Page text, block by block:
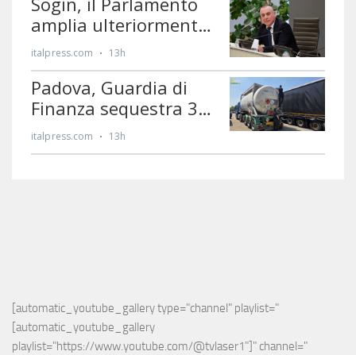
[automatic_youtube_gallery type="channel" playlist="
[automatic_youtube_gallery
playlist="https://www.youtube.com/@tvlaser1"]" channel="